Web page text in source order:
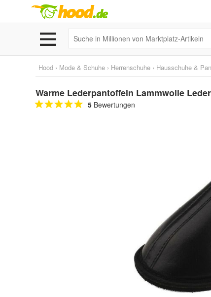
Hood › Mode & Schuhe › Herrenschuhe › Hausschuhe &
Warme Lederpantoffeln Lammwolle
5 Bewertungen